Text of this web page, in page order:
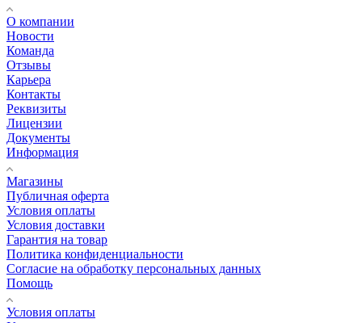
О компании
Новости
Команда
Отзывы
Карьера
Контакты
Реквизиты
Лицензии
Документы
Информация
Магазины
Публичная оферта
Условия оплаты
Условия доставки
Гарантия на товар
Политика конфиденциальности
Согласие на обработку персональных данных
Помощь
Условия оплаты